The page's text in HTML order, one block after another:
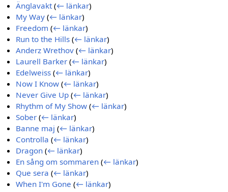
Änglavakt (← länkar)
My Way (← länkar)
Freedom (← länkar)
Run to the Hills (← länkar)
Anderz Wrethov (← länkar)
Laurell Barker (← länkar)
Edelweiss (← länkar)
Now I Know (← länkar)
Never Give Up (← länkar)
Rhythm of My Show (← länkar)
Sober (← länkar)
Banne maj (← länkar)
Controlla (← länkar)
Dragon (← länkar)
En sång om sommaren (← länkar)
Que sera (← länkar)
When I'm Gone (← länkar)